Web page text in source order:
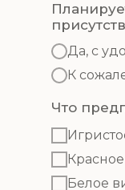
Да, с
К
Что
Белое